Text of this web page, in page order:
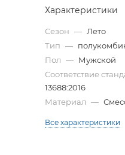
Характеристики
Сезон — Лето
Тип —
Пол — Мужской
Соответствие
13688:2016
Материал —
Все характеристики